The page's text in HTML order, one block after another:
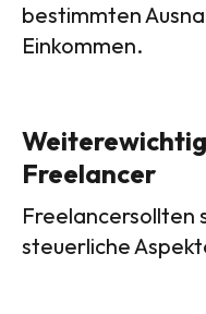
bestimmten
Einkommen.
Freelancer
Freelancersollten
steuerliche